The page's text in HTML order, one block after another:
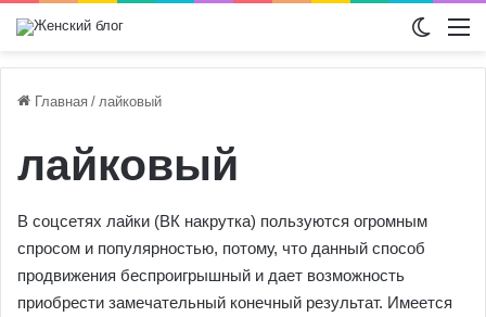
Главная / лайковый
лайковый
В соцсетях лайки (ВК накрутка) пользуются огромным
спросом и популярностью, потому, что данный способ
продвижения беспроигрышный и дает возможность
приобрести замечательный конечный результат. Имеется